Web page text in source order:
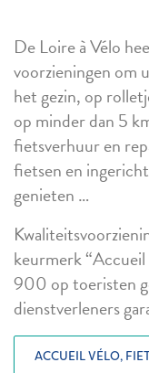
De Loire à Vélo
voorzieningen om
het gezin, op
op minder dan 5
fietsverhuur en
fietsen en
genieten …
keurmerk
900 op toeristen
dienstverleners
ACCUEIL VÉLO,